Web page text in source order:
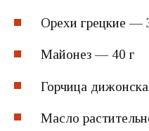
Орехи грецкие —
Майонез — 40 г
Горчица
Масло